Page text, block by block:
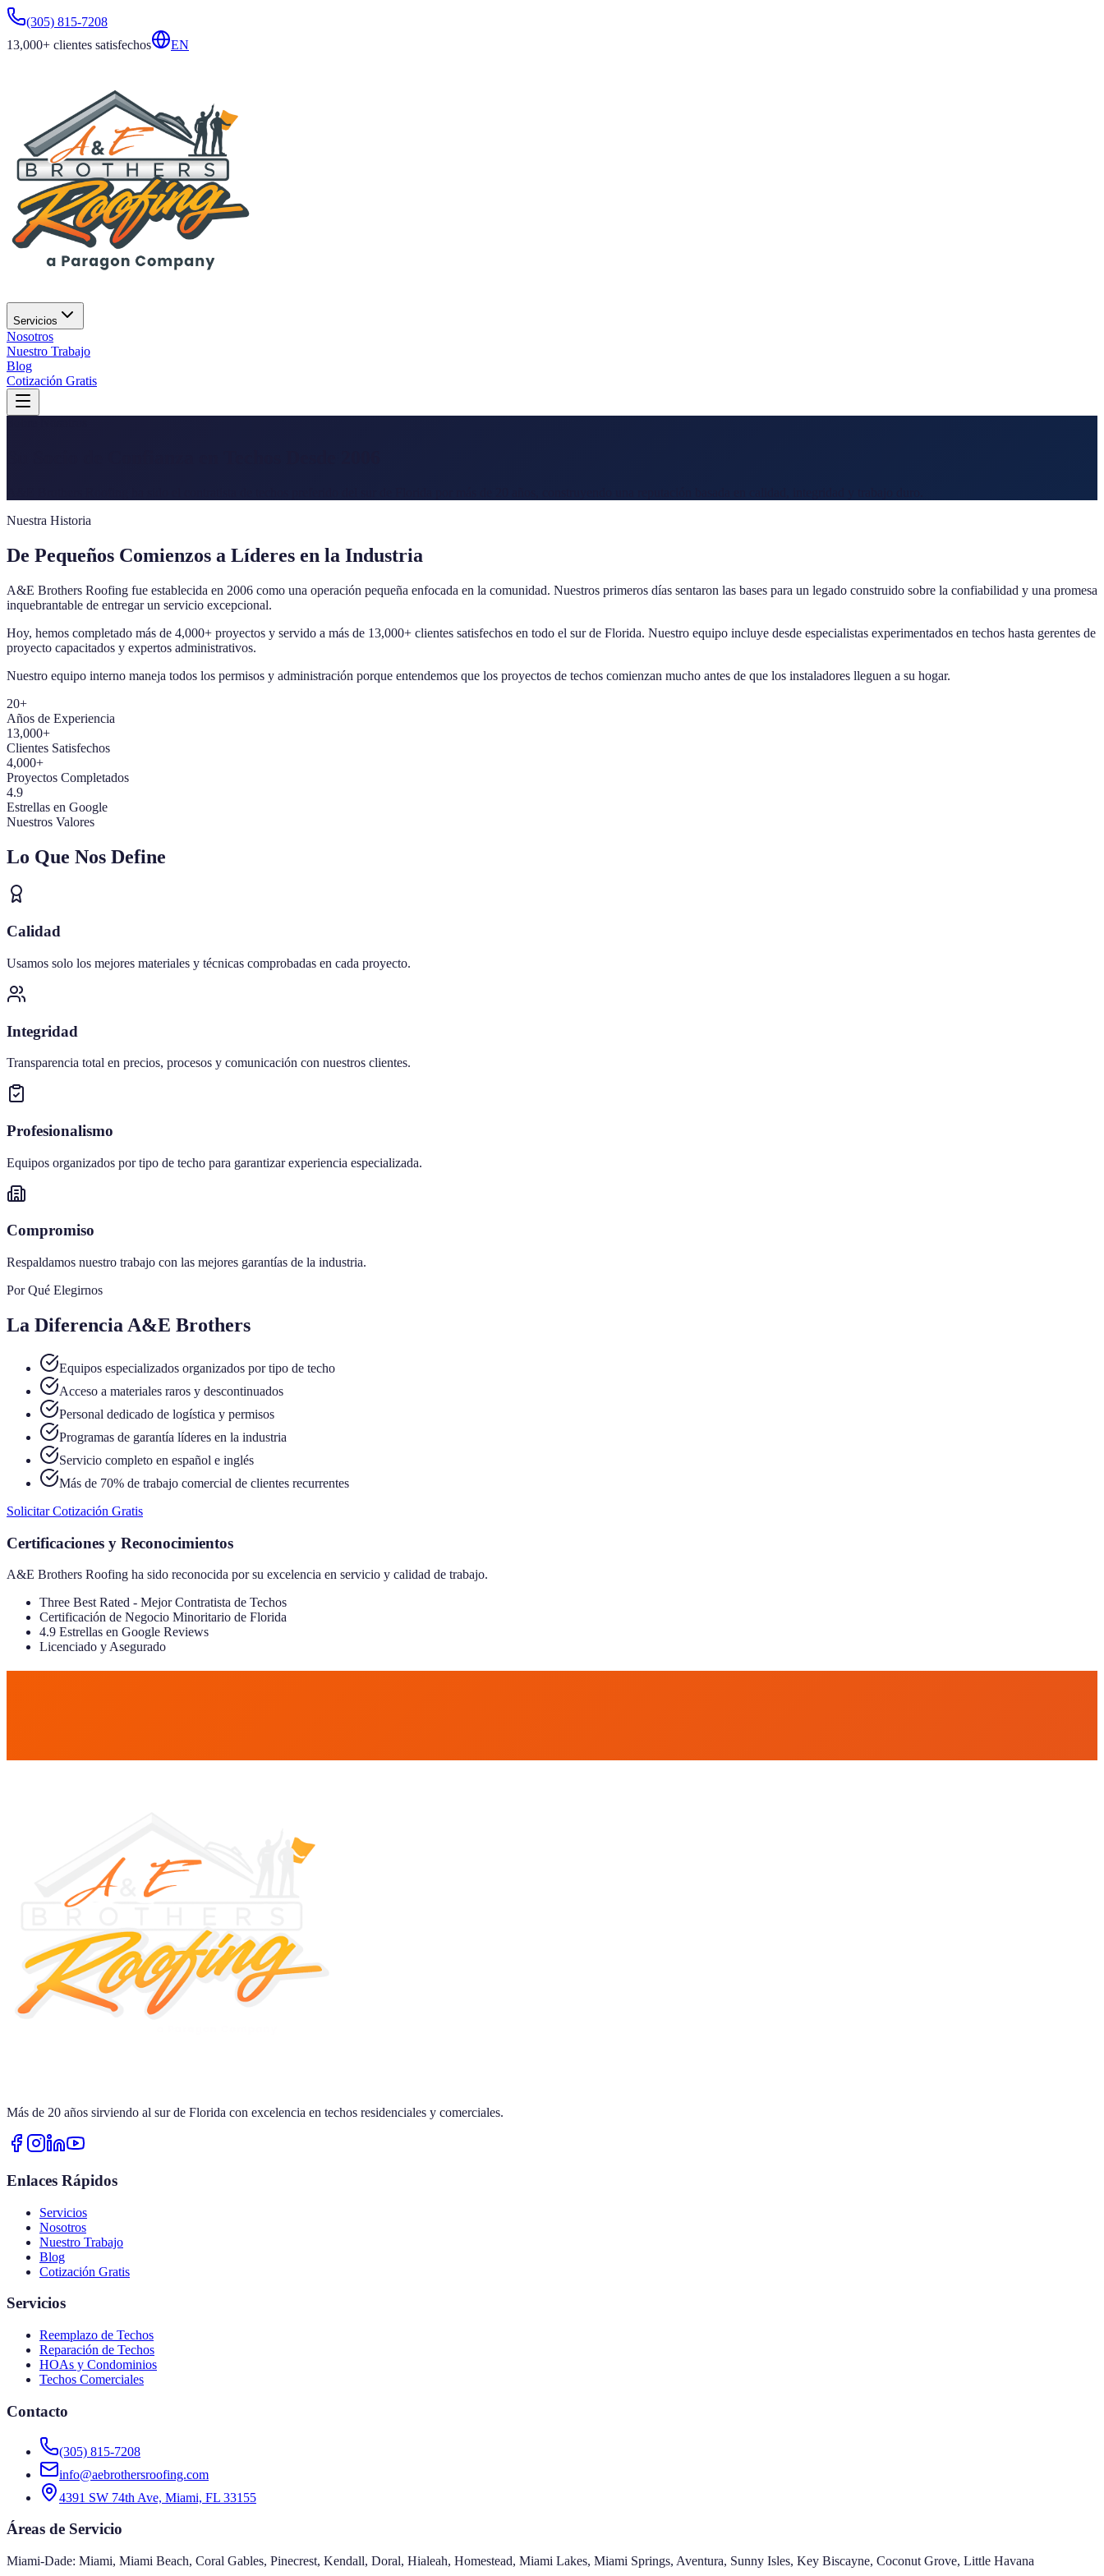
(305) 815-7208
13,000+ clientes satisfechos EN
Servicios
Nosotros
Nuestro Trabajo
Blog
Cotización Gratis
Nuestra Historia
De Pequeños Comienzos a Líderes en la Industria
A&E Brothers Roofing fue establecida en 2006 como una operación pequeña enfocada en la comunidad. Nuestros primeros días sentaron las bases para un legado construido sobre la confiabilidad y una promesa
inquebrantable de entregar un servicio excepcional.
Hoy, hemos completado más de 4,000+ proyectos y servido a más de 13,000+ clientes satisfechos en todo el sur de Florida. Nuestro equipo incluye desde especialistas experimentados en techos hasta gerentes de
proyecto capacitados y expertos administrativos.
Nuestro equipo interno maneja todos los permisos y administración porque entendemos que los proyectos de techos comienzan mucho antes de que los instaladores lleguen a su hogar.
20+
Años de Experiencia
13,000+
Clientes Satisfechos
4,000+
Proyectos Completados
4.9
Estrellas en Google
Nuestros Valores
Lo Que Nos Define
Calidad
Usamos solo los mejores materiales y técnicas comprobadas en cada proyecto.
Integridad
Transparencia total en precios, procesos y comunicación con nuestros clientes.
Profesionalismo
Equipos organizados por tipo de techo para garantizar experiencia especializada.
Compromiso
Respaldamos nuestro trabajo con las mejores garantías de la industria.
Por Qué Elegirnos
La Diferencia A&E Brothers
Equipos especializados organizados por tipo de techo
Acceso a materiales raros y descontinuados
Personal dedicado de logística y permisos
Programas de garantía líderes en la industria
Servicio completo en español e inglés
Más de 70% de trabajo comercial de clientes recurrentes
Solicitar Cotización Gratis
Certificaciones y Reconocimientos
A&E Brothers Roofing ha sido reconocida por su excelencia en servicio y calidad de trabajo.
Three Best Rated - Mejor Contratista de Techos
Certificación de Negocio Minoritario de Florida
4.9 Estrellas en Google Reviews
Licenciado y Asegurado
Más de 20 años sirviendo al sur de Florida con excelencia en techos residenciales y comerciales.
Enlaces Rápidos
Servicios
Nosotros
Nuestro Trabajo
Blog
Cotización Gratis
Servicios
Reemplazo de Techos
Reparación de Techos
HOAs y Condominios
Techos Comerciales
Contacto
(305) 815-7208
info@aebrothersroofing.com
4391 SW 74th Ave, Miami, FL 33155
Áreas de Servicio
Miami-Dade: Miami, Miami Beach, Coral Gables, Pinecrest, Kendall, Doral, Hialeah, Homestead, Miami Lakes, Miami Springs, Aventura, Sunny Isles, Key Biscayne, Coconut Grove, Little Havana